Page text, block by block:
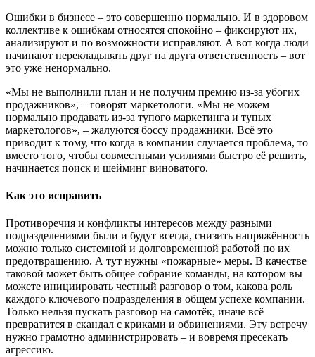
Ошибки в бизнесе – это совершенно нормально. И в здоровом
коллективе к ошибкам относятся спокойно – фиксируют их,
анализируют и по возможности исправляют. А вот когда люди
начинают перекладывать друг на друга ответственность – вот
это уже ненормально.
«Мы не выполнили план и не получим премию из-за убогих
продажников», – говорят маркетологи. «Мы не можем
нормально продавать из-за тупого маркетинга и тупых
маркетологов», – жалуются боссу продажники. Всё это
приводит к тому, что когда в компании случается проблема, то
вместо того, чтобы совместными усилиями быстро её решить,
начинается поиск и шейминг виноватого.
Как это исправить
Противоречия и конфликты интересов между разными
подразделениями были и будут всегда, снизить напряжённость
можно только системной и долговременной работой по их
предотвращению. А тут нужны «пожарные» меры. В качестве
таковой может быть общее собрание команды, на котором вы
можете инициировать честный разговор о том, какова роль
каждого ключевого подразделения в общем успехе компании.
Только нельзя пускать разговор на самотёк, иначе всё
превратится в скандал с криками и обвинениями. Эту встречу
нужно грамотно администрировать – и вовремя пресекать
агрессию.